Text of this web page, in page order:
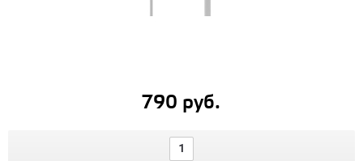
790 руб.